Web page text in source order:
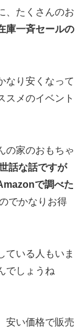
、たくさんのお
庫一斉セールの
なり安くなって
スメのイベント
の家のおもちゃ
話な話ですが
で調べた
でかなりお得
ている人もいま
でしょうね
安い価格で販売